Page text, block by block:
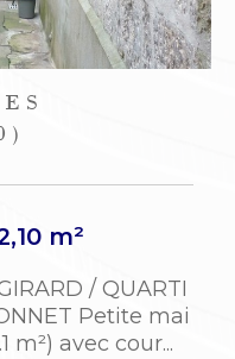
m²
/ QUARTI
Petite mai
m²) avec cour...